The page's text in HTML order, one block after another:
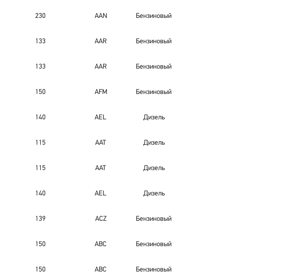
230 AAN Бензиновый
133 AAR Бензиновый
133 AAR Бензиновый
150 AFM Бензиновый
140 AEL Дизель
115 AAT Дизель
115 AAT Дизель
140 AEL Дизель
139 ACZ Бензиновый
150 ABC Бензиновый
150 ABC Бензиновый